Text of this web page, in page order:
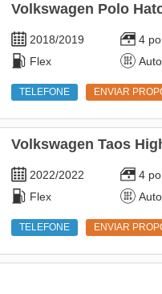
Volkswagen Polo
2018/2019 4
Flex
TELEFONE ENVIAR
Volkswagen Taos
2022/2022 4
Flex
TELEFONE ENVIAR